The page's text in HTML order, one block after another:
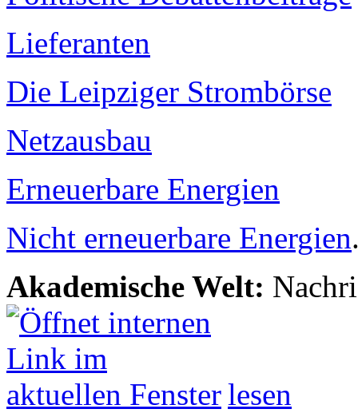
Lieferanten
Die Leipziger Strombörse
Netzausbau
Erneuerbare Energien
Nicht erneuerbare Energien
Akademische Welt:
lesen